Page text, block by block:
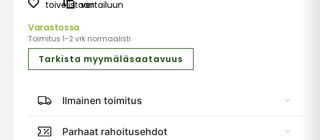
toivelistaanvertailuun
Varastossa
Toimitus 1-2 vrk normaalisti.
Tarkista myymäläsaatavuus
Ilmainen toimitus
Parhaat rahoitusehdot